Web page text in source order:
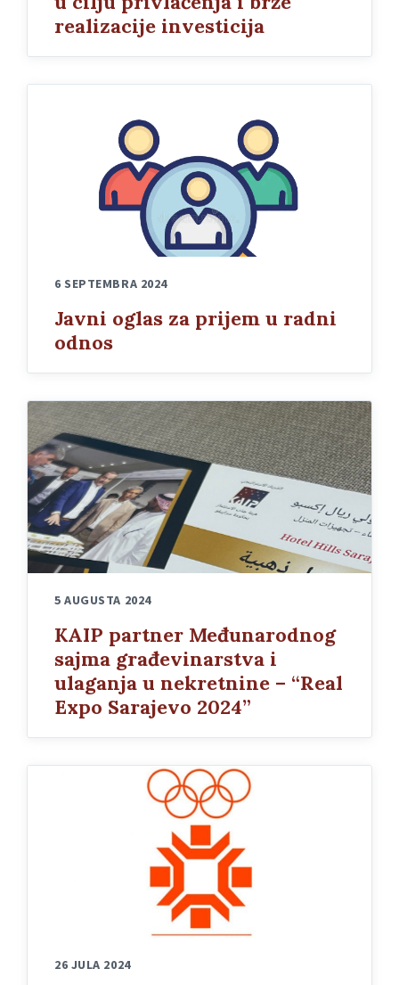
realizacije investicija
6 SEPTEMBRA 2024
Javni oglas za prijem u radni
odnos
5 AUGUSTA 2024
KAIP partner Međunarodnog
sajma građevinarstva i
ulaganja u nekretnine – “Real
Expo Sarajevo 2024”
26 JULA 2024